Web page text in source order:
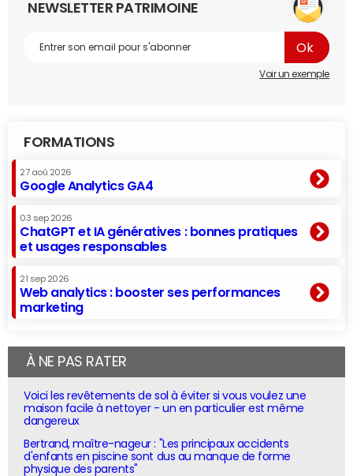
NEWSLETTER PATRIMOINE
Voir un exemple
FORMATIONS
27 aoû 2026
Google Analytics GA4
03 sep 2026
ChatGPT et IA génératives : bonnes pratiques
et usages responsables
21 sep 2026
Web analytics : booster ses performances
marketing
À NE PAS RATER
Voici les revêtements de sol à éviter si vous voulez une
maison facile à nettoyer - un en particulier est même
dangereux
Bertrand, maître-nageur : "Les principaux accidents
d'enfants en piscine sont dus au manque de forme
physique des parents"